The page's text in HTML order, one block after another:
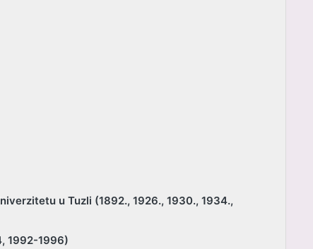
u Tuzli (1892., 1926., 1930., 1934.,
1992-1996)